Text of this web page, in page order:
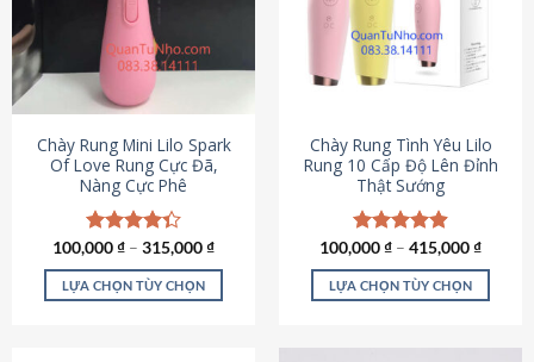
chọn
thể
chọn
trên
trang
sản
phẩm
Chày Rung Mini Lilo Spark
Of Love Rung Cực Đã,
Nàng Cực Phê
Được xếp
hạng4.33
5 sao
100,000₫ – 315,000₫
LỰA CHỌN TÙY CHỌN
Chày Rung Tình Yêu Lilo
Rung 10 Cấp Độ Lên Đỉnh
Thật Sướng
Được xếp
hạng4.94
5 sao
100,000₫ – 415,000₫
LỰA CHỌN TÙY CHỌN